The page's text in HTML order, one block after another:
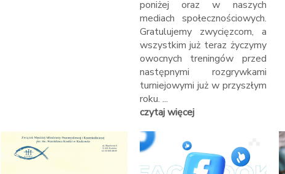
poniżej oraz w naszych
mediach społecznościowych.
Gratulujemy zwycięzcom, a
wszystkim już teraz życzymy
owocnych treningów przed
następnymi rozgrywkami
turniejowymi już w przyszłym
roku. ...
czytaj więcej